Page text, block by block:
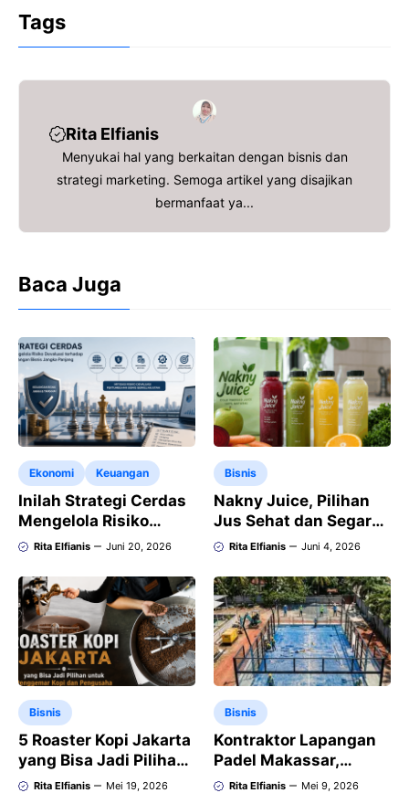
a
c
e
w
i
t
e
r
a
i
t
A
p
p
e
s
r
e
Tags
Rita Elfianis
Menyukai hal yang berkaitan dengan bisnis dan
strategi marketing. Semoga artikel yang disajikan
bermanfaat ya...
Baca Juga
Ekonomi Keuangan
Inilah Strategi Cerdas
Mengelola Risiko
Devaluasi terhadap
Jangka Panjang
Rita Elfianis Juni 20, 2026
Bisnis
Nakny Juice, Pilihan
Jus Sehat dan Segar
untuk Gaya Hidup
Rita Elfianis Juni 4, 2026
Bisnis
5 Roaster Kopi Jakarta
yang Bisa Jadi Pilihan
untuk Penggemar Kopi
Rita Elfianis Mei 19, 2026
Bisnis
Kontraktor Lapangan
Padel Makassar,
Bangun Lapangan
Rita Elfianis Mei 9, 2026